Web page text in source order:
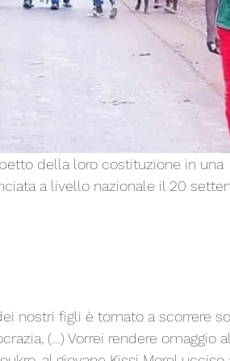
della loro costituzione in una
a livello nazionale il 20
nostri figli è tornato a scorrere
(…) Vorrei rendere omaggio